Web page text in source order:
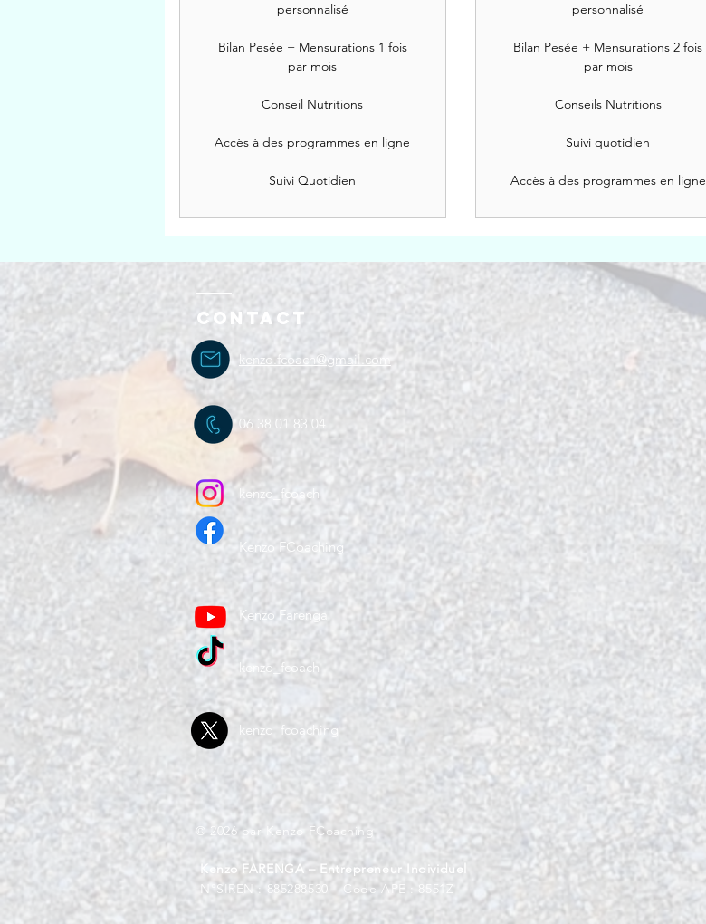
personnalisé
Bilan Pesée + Mensurations 1 fois
par mois
Conseil Nutritions
Accès à des programmes en ligne
Suivi Quotidien
personnalisé
Bilan Pesée + Mensurations 2 fois
par mois
Conseils Nutritions
Suivi quotidien
Accès à des programmes en ligne
Contact
kenzo.fcoach@gmail.com
06 38 01 83 04
kenzo_fcoach
Kenzo FCoaching
Kenzo Farenga
kenzo_fcoach
kenzo_fcoaching
© 2026 par Kenzo FCoaching
Kenzo FARENGA – Entrepreneur Individuel
N°SIREN : 885288530 – Code APE : 8551Z